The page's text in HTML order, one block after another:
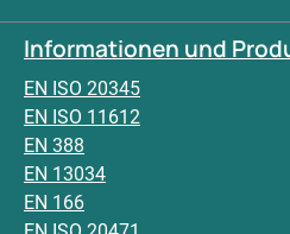
Informationen und
EN ISO 20345
EN ISO 11612
EN 388
EN 13034
EN 166